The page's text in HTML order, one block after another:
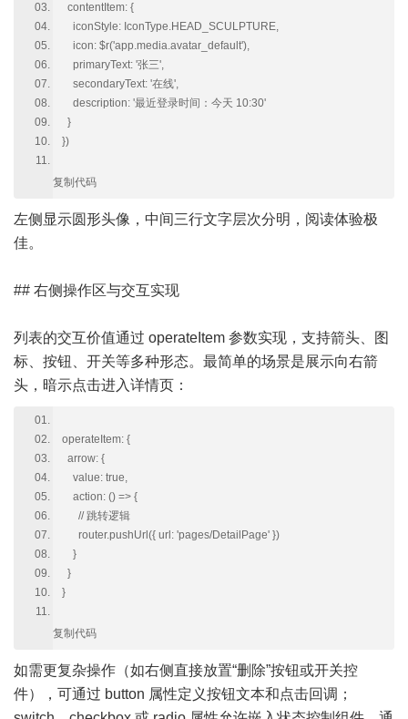
contentItem: {
iconStyle: IconType.HEAD_SCULPTURE,
icon: $r('app.media.avatar_default'),
primaryText: '张三',
secondaryText: '在线',
description: '最近登录时间：今天 10:30'
}
})
复制代码
左侧显示圆形头像，中间三行文字层次分明，阅读体验极
佳。
## 右侧操作区与交互实现
列表的交互价值通过 operateItem 参数实现，支持箭头、图
标、按钮、开关等多种形态。最简单的场景是展示向右箭
头，暗示点击进入详情页：
operateItem: {
arrow: {
value: true,
action: () => {
// 跳转逻辑
router.pushUrl({ url: 'pages/DetailPage' })
}
}
}
复制代码
如需更复杂操作（如右侧直接放置“删除”按钮或开关控
件），可通过 button 属性定义按钮文本和点击回调；